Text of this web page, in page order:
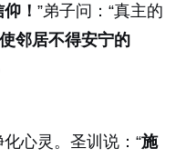
！ ”弟子问：“真主的
邻居不得安宁的
心灵。圣训说：“施